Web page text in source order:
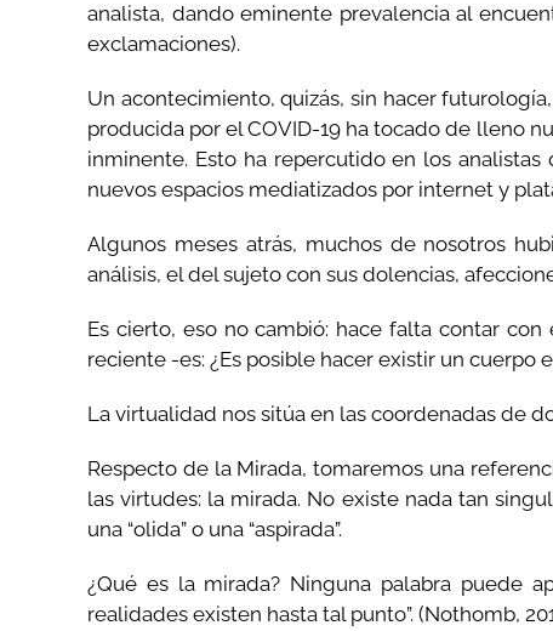
analista, dando eminente prevalencia al
exclamaciones).
Un acontecimiento, quizás, sin hacer
producida por el COVID-19 ha tocado de lleno
inminente. Esto ha repercutido en los
nuevos espacios mediatizados por internet y
Algunos meses atrás, muchos de nosotros
análisis, el del sujeto con sus dolencias,
Es cierto, eso no cambió: hace falta contar
reciente -es: ¿Es posible hacer existir un cuerpo
La virtualidad nos sitúa en las coordenadas de
Respecto de la Mirada, tomaremos una
las virtudes: la mirada. No existe nada tan
una “olida” o una “aspirada”.
¿Qué es la mirada? Ninguna palabra puede
realidades existen hasta tal punto”. (Nothomb,